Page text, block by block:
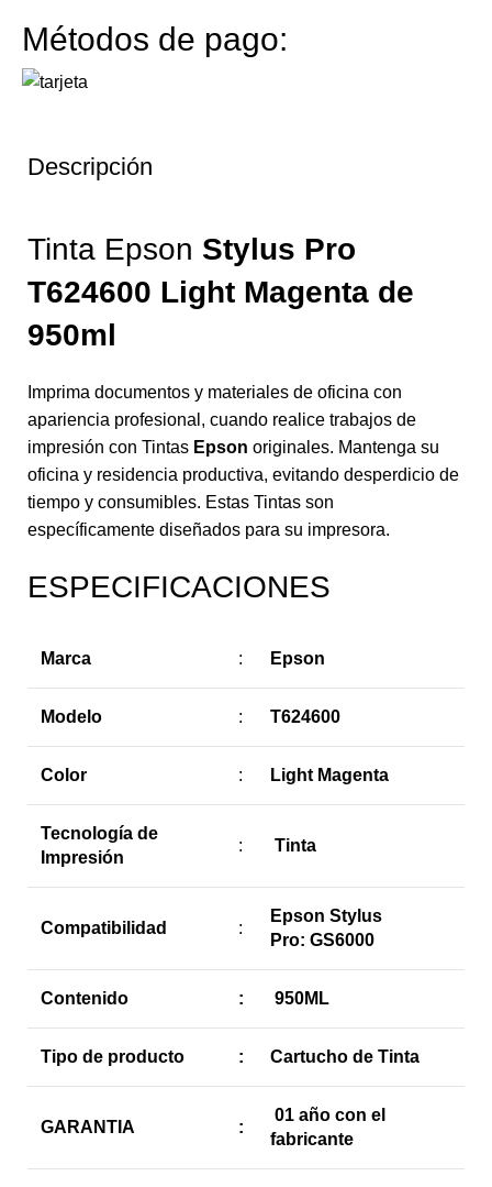
Métodos de pago:
Descripción
Tinta Epson Stylus Pro
T624600 Light Magenta de
950ml
Imprima documentos y materiales de oficina con
apariencia profesional, cuando realice trabajos de
impresión con Tintas Epson originales. Mantenga su
oficina y residencia productiva, evitando desperdicio de
tiempo y consumibles. Estas Tintas son
específicamente diseñados para su impresora.
ESPECIFICACIONES
Marca : Epson
Modelo : T624600
Color : Light Magenta
Tecnología de
Impresión
: Tinta
Compatibilidad :
Epson Stylus
Pro: GS6000
Contenido : 950ML
Tipo de producto : Cartucho de Tinta
GARANTIA :
01 año con el
fabricante